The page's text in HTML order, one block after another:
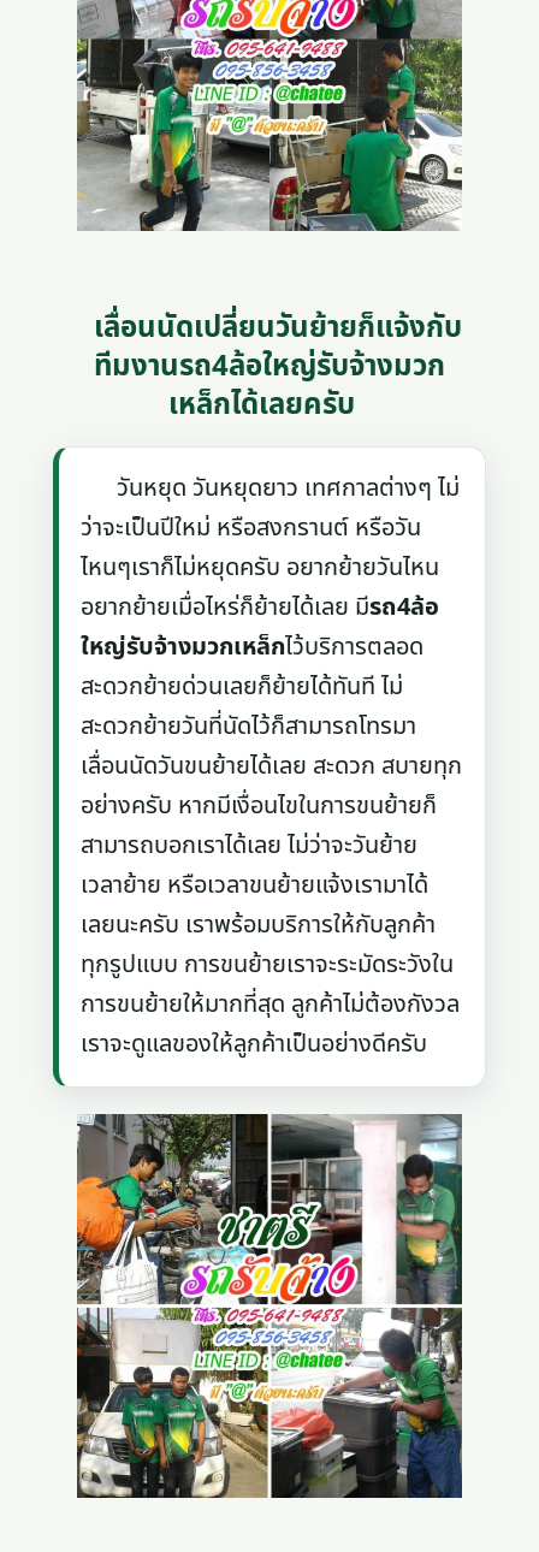
เลื่อนนัดเปลี่ยนวันย้ายก็แจ้งกับ
ทีมงานรถ4ล้อใหญ่รับจ้างมวก
เหล็กได้เลยครับ
วันหยุด วันหยุดยาว เทศกาลต่างๆ ไม่
ว่าจะเป็นปีใหม่ หรือสงกรานต์ หรือวัน
ไหนๆเราก็ไม่หยุดครับ อยากย้ายวันไหน
อยากย้ายเมื่อไหร่ก็ย้ายได้เลย มีรถ4ล้อ
ใหญ่รับจ้างมวกเหล็กไว้บริการตลอด
สะดวกย้ายด่วนเลยก็ย้ายได้ทันที ไม่
สะดวกย้ายวันที่นัดไว้ก็สามารถโทรมา
เลื่อนนัดวันขนย้ายได้เลย สะดวก สบายทุก
อย่างครับ หากมีเงื่อนไขในการขนย้ายก็
สามารถบอกเราได้เลย ไม่ว่าจะวันย้าย
เวลาย้าย หรือเวลาขนย้ายแจ้งเรามาได้
เลยนะครับ เราพร้อมบริการให้กับลูกค้า
ทุกรูปแบบ การขนย้ายเราจะระมัดระวังใน
การขนย้ายให้มากที่สุด ลูกค้าไม่ต้องกังวล
เราจะดูแลของให้ลูกค้าเป็นอย่างดีครับ